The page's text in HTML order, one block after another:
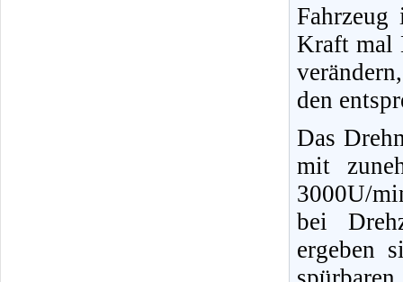
Kraft mal
den
Das
mit
3000U/
bei
ergeben